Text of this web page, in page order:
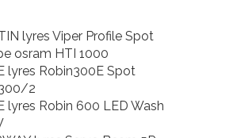
lyres Viper Profile Spot
osram HTI 1000
lyres Robin300E Spot
2
lyres Robin 600 LED Wash